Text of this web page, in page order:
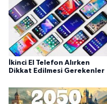
İkinci El Telefon Alırken
Dikkat Edilmesi Gerekenler